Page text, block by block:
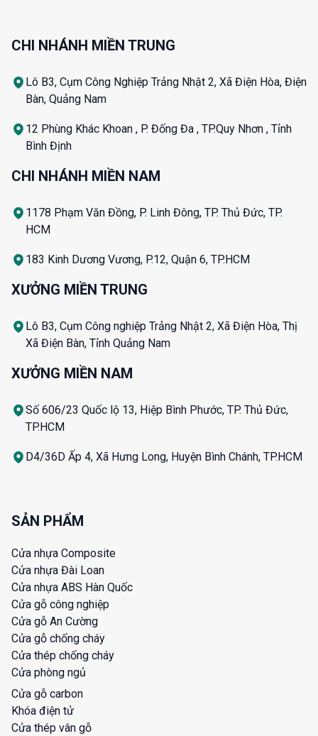
CHI NHÁNH MIỀN TRUNG
Lô B3, Cụm Công Nghiệp Trảng Nhật 2, Xã Điện Hòa, Điện
Bàn, Quảng Nam
12 Phùng Khác Khoan , P. Đống Đa , TP.Quy Nhơn , Tỉnh
Bình Định
CHI NHÁNH MIỀN NAM
1178 Phạm Văn Đồng, P. Linh Đông, TP. Thủ Đức, TP.
HCM
183 Kinh Dương Vương, P.12, Quận 6, TP.HCM
XƯỞNG MIỀN TRUNG
Lô B3, Cụm Công nghiệp Trảng Nhật 2, Xã Điện Hòa, Thị
Xã Điện Bàn, Tỉnh Quảng Nam
XƯỞNG MIỀN NAM
Số 606/23 Quốc lộ 13, Hiệp Bình Phước, TP. Thủ Đức,
TP.HCM
D4/36D Ấp 4, Xã Hưng Long, Huyện Bình Chánh, TP.HCM
SẢN PHẨM
Cửa nhựa Composite
Cửa nhựa Đài Loan
Cửa nhựa ABS Hàn Quốc
Cửa gỗ công nghiệp
Cửa gỗ An Cường
Cửa gỗ chống cháy
Cửa thép chống cháy
Cửa phòng ngủ
Cửa gỗ carbon
Khóa điện tử
Cửa thép vân gỗ